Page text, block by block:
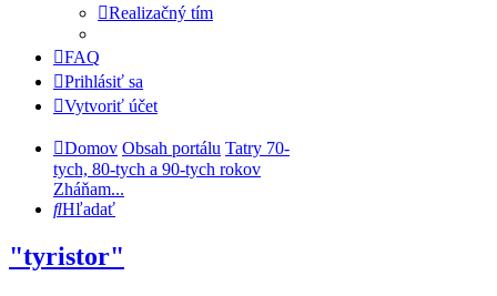
Realizačný tím
FAQ
Prihlásiť sa
Vytvoriť účet
Domov Obsah portálu Tatry 70-
tych, 80-tych a 90-tych rokov
Zháňam...
Hľadať
"tyristor"